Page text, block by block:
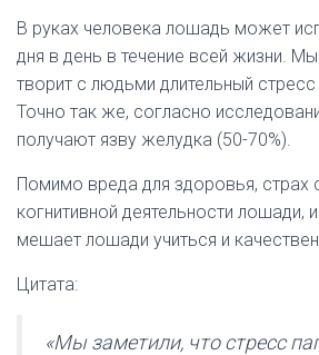
В руках человека лошадь может
дня в день в течение всей жизни.
творит с людьми длительный
Точно так же, согласно
получают язву желудка (50-70%).
Помимо вреда для здоровья, страх
когнитивной деятельности лошади,
мешает лошади учиться и
Цитата:
«Мы заметили, что стресс